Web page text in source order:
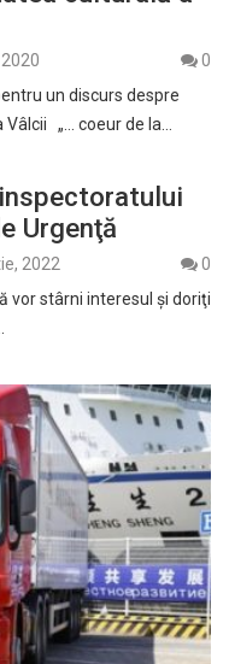
0
un discurs despre
„… coeur de la…
Urgenţă
2022
0
vor stârni interesul şi doriţi